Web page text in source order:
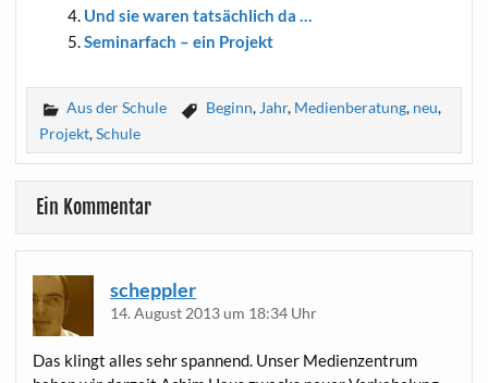
Und sie waren tat­säch­lich da …
Semi­nar­fach – ein Projekt
Aus der Schule Beginn,Jahr, Medienberatung, neu,
Projekt,Schule
Ein Kommentar
scheppler
14. August 2013 um 18:34 Uhr
Das klingt alles sehr span­nend. Unser Medi­en­zen­trum